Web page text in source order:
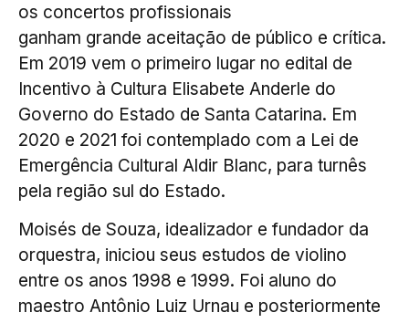
os concertos profissionais
ganham grande aceitação de público e crítica.
Em 2019 vem o primeiro lugar no edital de
Incentivo à Cultura Elisabete Anderle do
Governo do Estado de Santa Catarina. Em
2020 e 2021 foi contemplado com a Lei de
Emergência Cultural Aldir Blanc, para turnês
pela região sul do Estado.
Moisés de Souza, idealizador e fundador da
orquestra, iniciou seus estudos de violino
entre os anos 1998 e 1999. Foi aluno do
maestro Antônio Luiz Urnau e posteriormente